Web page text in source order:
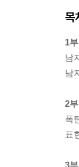
목
1
남
남
2
폭
표